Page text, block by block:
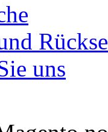
uns